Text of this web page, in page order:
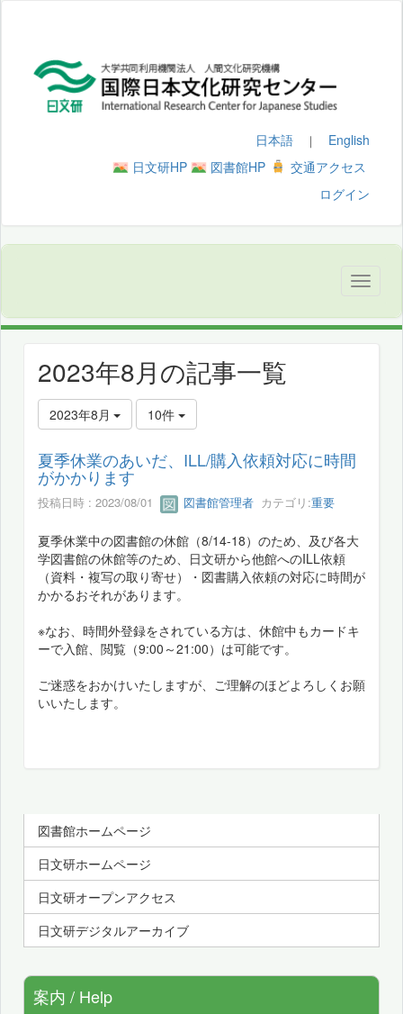
日本語 ｜ English
日文研HP
図書館HP
交通アクセス
ログイン
2023年8月の記事一覧
2023年8月 10件
夏季休業のあいだ、ILL/購入依頼対応に時間
がかかります
投稿日時 : 2023/08/01 図書館管理者 カテゴリ:重要
夏季休業中の図書館の休館（8/14-18）のため、及び各大
学図書館の休館等のため、日文研から他館へのILL依頼
（資料・複写の取り寄せ）・図書購入依頼の対応に時間が
かかるおそれがあります。
※なお、時間外登録をされている方は、休館中もカードキ
ーで入館、閲覧（9:00～21:00）は可能です。
ご迷惑をおかけいたしますが、ご理解のほどよろしくお願
いいたします。
図書館ホームページ
日文研ホームページ
日文研オープンアクセス
日文研デジタルアーカイブ
案内 / Help